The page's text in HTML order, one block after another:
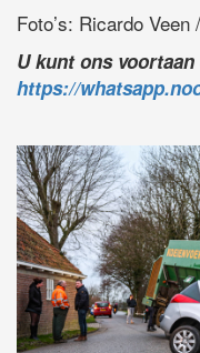
Foto’s: Ricardo
U kunt ons
https://